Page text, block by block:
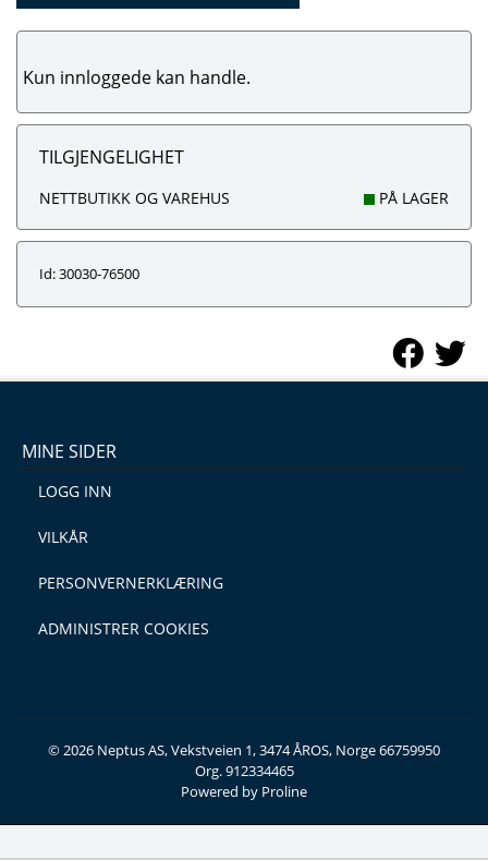
Kun innloggede kan handle.
TILGJENGELIGHET
NETTBUTIKK OG VAREHUS PÅ LAGER
Id: 30030-76500
MINE SIDER
LOGG INN
VILKÅR
PERSONVERNERKLÆRING
ADMINISTRER COOKIES
© 2026 Neptus AS, Vekstveien 1, 3474 ÅROS, Norge 66759950
Org. 912334465
Powered by Proline